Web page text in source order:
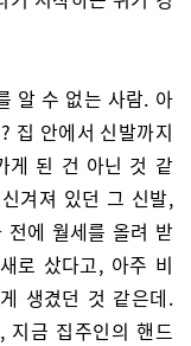
알 수 없는 사람. 아
집 안에서 신발까지
게 된 건 아닌 것 같
겨져 있던 그 신발,
전에 월세를 올려 받
로 샀다고, 아주 비
생겼던 것 같은데.
지금 집주인의 핸드